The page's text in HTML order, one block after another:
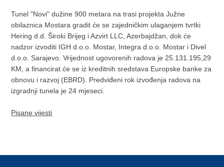
Tunel "Novi" dužine 900 metara na trasi projekta Južne
obilaznica Mostara gradit će se zajedničkim ulaganjem tvrtki
Hering d.d. Široki Brijeg i Azvirt LLC, Azerbajdžan, dok će
nadzor izvoditi IGH d.o.o. Mostar, Integra d.o.o. Mostar i Divel
d.o.o. Sarajevo. Vrijednost ugovorenih radova je 25.131.195,29
KM, a financirat će se iz kreditnih sredstava Europske banke za
obnovu i razvoj (EBRD). Predviđeni rok izvođenja radova na
izgradnji tunela je 24 mjeseci.
Pisane vijesti